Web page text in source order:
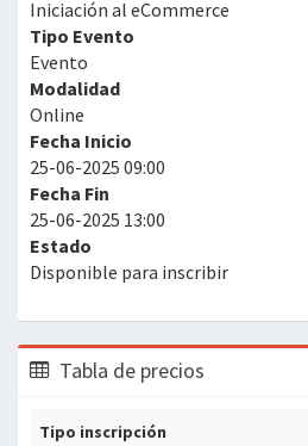
Iniciación al eCommerce
Tipo Evento
Evento
Modalidad
Online
Fecha Inicio
25-06-2025 09:00
Fecha Fin
25-06-2025 13:00
Estado
Disponible para inscribir
Tabla de precios
Tipo inscripción